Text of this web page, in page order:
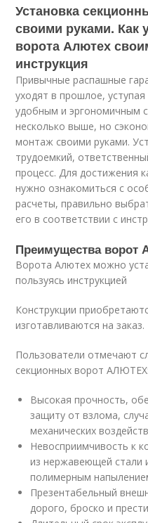
Установка
своими руками. Как
ворота Алютех
инструкция
Привычные распашные
уходят в прошлое,
удобным и эргономичным
несколько выше, но
монтаж своими руками.
трудоемкий,
процесс. Для достижения
нужно ознакомиться с
расчеты, правильно
его в соответствии с
Преимущества ворот
Ворота Алютех можно
пользуясь инструкцией
Конструкции
изготавливаются на заказ.
Пользователи отмечают
секционных ворот АЛЮТЕХ:
Высокая прочность,
защиту от взлома,
механических
Невосприимчивость к
из нержавеющей стали
полимерным
Презентабельный
дорого, броско и